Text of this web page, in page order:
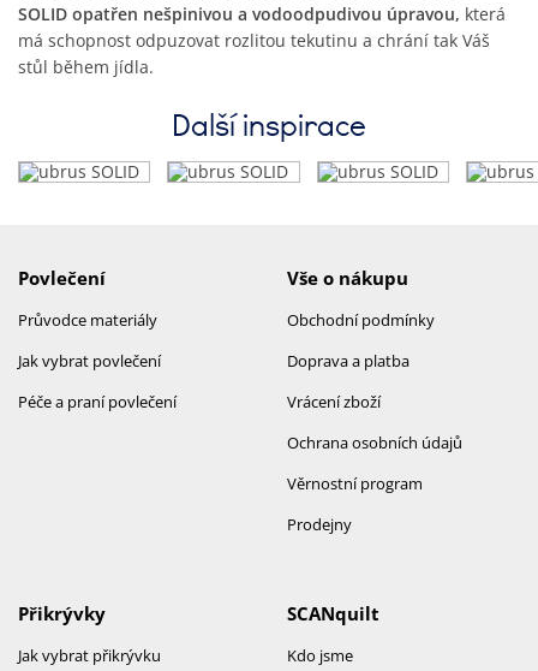
SOLID opatřen nešpinivou a vodoodpudivou úpravou, která
má schopnost odpuzovat rozlitou tekutinu a chrání tak Váš
stůl během jídla.
Další inspirace
Povlečení
Průvodce materiály
Jak vybrat povlečení
Péče a praní povlečení
Vše o nákupu
Obchodní podmínky
Doprava a platba
Vrácení zboží
Ochrana osobních údajů
Věrnostní program
Prodejny
SCANquilt
Kdo jsme
Přikrývky
Jak vybrat přikrývku